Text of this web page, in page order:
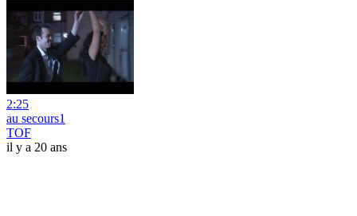
2:25
au secours1
TOF
il y a 20 ans